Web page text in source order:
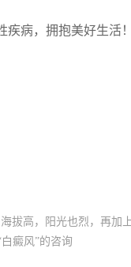
疾病，拥抱美好生活
拔高，阳光也烈，再加
癜风”的咨询